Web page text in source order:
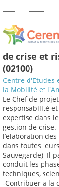
de crise et
(02100)
Centre d'Etudes
la Mobilité et
Le Chef de
responsabilité
expertise dans
gestion de crise.
l’élaboration
dans toutes
Sauvegarde). Il
conduit les
techniques,
-Contribuer à la